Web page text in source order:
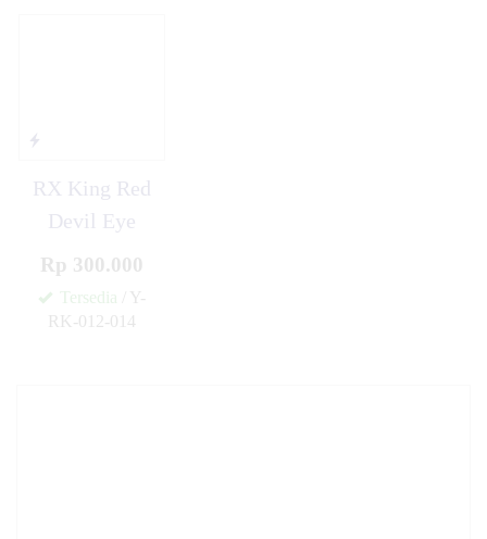
RX King Red
Devil Eye
Rp 300.000
Tersedia / Y-
RK-012-014